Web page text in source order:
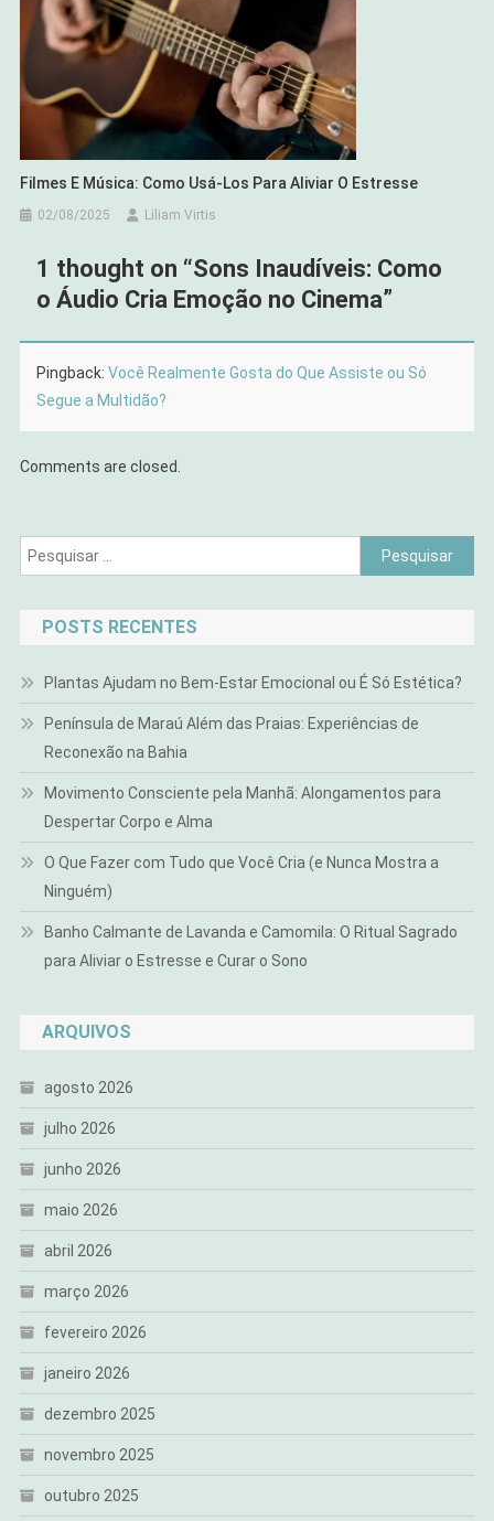
Filmes E Música: Como Usá-Los Para Aliviar O Estresse
02/08/2025 Liliam Virtis
1 thought on “Sons Inaudíveis: Como
o Áudio Cria Emoção no Cinema”
Pingback: Você Realmente Gosta do Que Assiste ou Só
Segue a Multidão?
Comments are closed.
Pesquisar
por:
POSTS RECENTES
Plantas Ajudam no Bem-Estar Emocional ou É Só Estética?
Península de Maraú Além das Praias: Experiências de
Reconexão na Bahia
Movimento Consciente pela Manhã: Alongamentos para
Despertar Corpo e Alma
O Que Fazer com Tudo que Você Cria (e Nunca Mostra a
Ninguém)
Banho Calmante de Lavanda e Camomila: O Ritual Sagrado
para Aliviar o Estresse e Curar o Sono
ARQUIVOS
agosto 2026
julho 2026
junho 2026
maio 2026
abril 2026
março 2026
fevereiro 2026
janeiro 2026
dezembro 2025
novembro 2025
outubro 2025